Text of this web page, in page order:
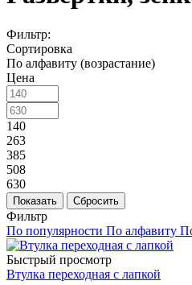
Фильтр:
Сортировка
По алфавиту (возрастание)
Цена
140
263
385
508
630
Показать Сбросить
Фильтр
По популярности По алфавиту
Быстрый просмотр
Втулка переходная с лапкой